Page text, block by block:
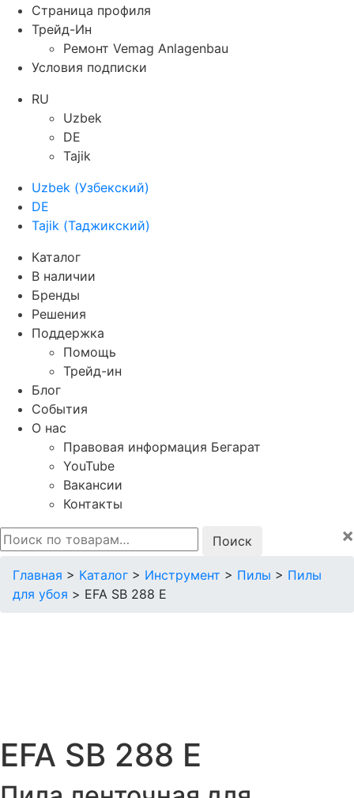
Страница профиля
Трейд-Ин
Ремонт Vemag Anlagenbau
Условия подписки
RU
Uzbek
DE
Tajik
Uzbek (Узбекский)
DE
Tajik (Таджикский)
Каталог
В наличии
Бренды
Решения
Поддержка
Помощь
Трейд-ин
Блог
События
О нас
Правовая информация Бегарат
YouTube
Вакансии
Контакты
Искать:
×
Главная > Каталог > Инструмент > Пилы > Пилы
для убоя > EFA SB 288 Е
EFA SB 288 Е